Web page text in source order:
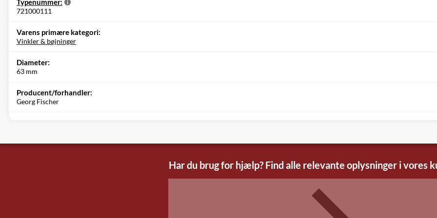
Typenummer:
721000111
Varens primære kategori:
Vinkler & bøjninger
Diameter:
63 mm
Producent/forhandler:
Georg Fischer
Har du brug for hjælp? Find alle relevante oplysninger i vores